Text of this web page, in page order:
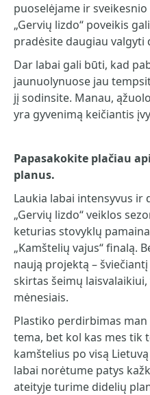
puoselėjame ir
„Gervių lizdo“ poveikis
pradėsite daugiau valgyti
Dar labai gali būti, kad
jaunuolynuose jau
jį sodinsite. Manau,
yra gyvenimą keičiantis
Papasakokite plačiau
planus.
Laukia labai intensyvus ir
„Gervių lizdo“ veiklos
keturias stovyklų
„Kamštelių vajus“ finalą.
naują projektą – šviečiantį
skirtas šeimų
mėnesiais.
Plastiko perdirbimas
tema, bet kol kas mes tik
kamštelius po visą
labai norėtume patys
ateityje turime didelių